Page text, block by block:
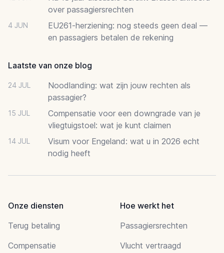
over passagiersrechten
4 JUN
EU261-herziening: nog steeds geen deal —
en passagiers betalen de rekening
Laatste van onze blog
24 JUL
Noodlanding: wat zijn jouw rechten als
passagier?
15 JUL
Compensatie voor een downgrade van je
vliegtuigstoel: wat je kunt claimen
14 JUL
Visum voor Engeland: wat u in 2026 echt
nodig heeft
Onze diensten
Terug betaling
Compensatie
Hoe werkt het
Passagiersrechten
Vlucht vertraagd